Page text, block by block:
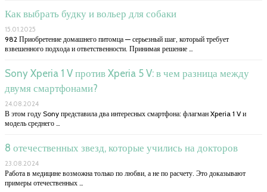
Как выбрать будку и вольер для собаки
15.01.2025
982 Приобретение домашнего питомца — серьезный шаг, который требует
взвешенного подхода и ответственности. Принимая решение …
Sony Xperia 1 V против Xperia 5 V: в чем разница между
двумя смартфонами?
24.08.2024
В этом году Sony представила два интересных смартфона: флагман Xperia 1 V и
модель среднего …
8 отечественных звезд, которые учились на докторов
23.08.2024
Работа в медицине возможна только по любви, а не по расчету. Это доказывают
примеры отечественных …